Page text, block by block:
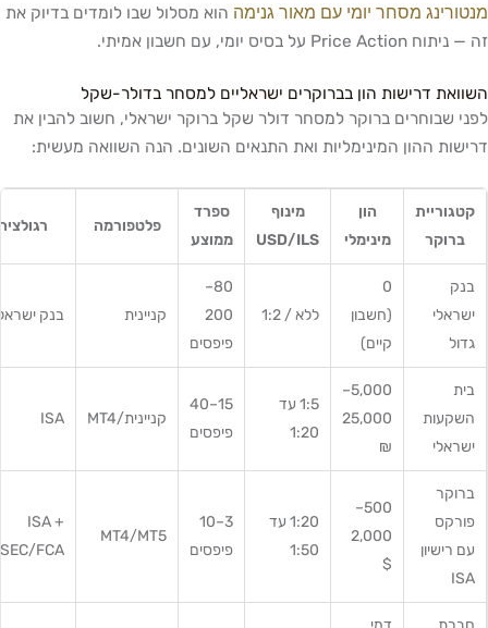
מנטורינג מסחר יומי עם מאור גנימה הוא מסלול שבו לומדים בדיוק את
זה — ניתוח Price Action על בסיס יומי, עם חשבון אמיתי.
השוואת דרישות הון בברוקרים ישראליים למסחר בדולר-שקל
לפני שבוחרים ברוקר למסחר דולר שקל ברוקר ישראלי, חשוב להבין את
דרישות ההון המינימליות ואת התנאים השונים. הנה השוואה מעשית:
קטגוריית
ברוקר
הון
מינימלי
מינוף
USD/ILS
ספרד
ממוצע
פלטפורמה
בנק
ישראלי
גדול
0
(חשבון
קיים)
ללא / 1:2
80–
200
פיפסים
קניינית בנק
בית
השקעות
ישראלי
5,000–
25,000
₪
1:5 עד
1:20
15–40
פיפסים
קניינית/MT4 ISA
ברוקר
פורקס
עם רישיון
ISA
500–
2,000
$
1:20 עד
1:50
3–10
פיפסים
MT4/MT5
ISA +
FCA